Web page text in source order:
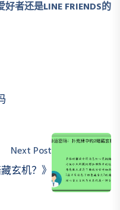
者还是LINE FRIENDS的
Next Post
玄机？》